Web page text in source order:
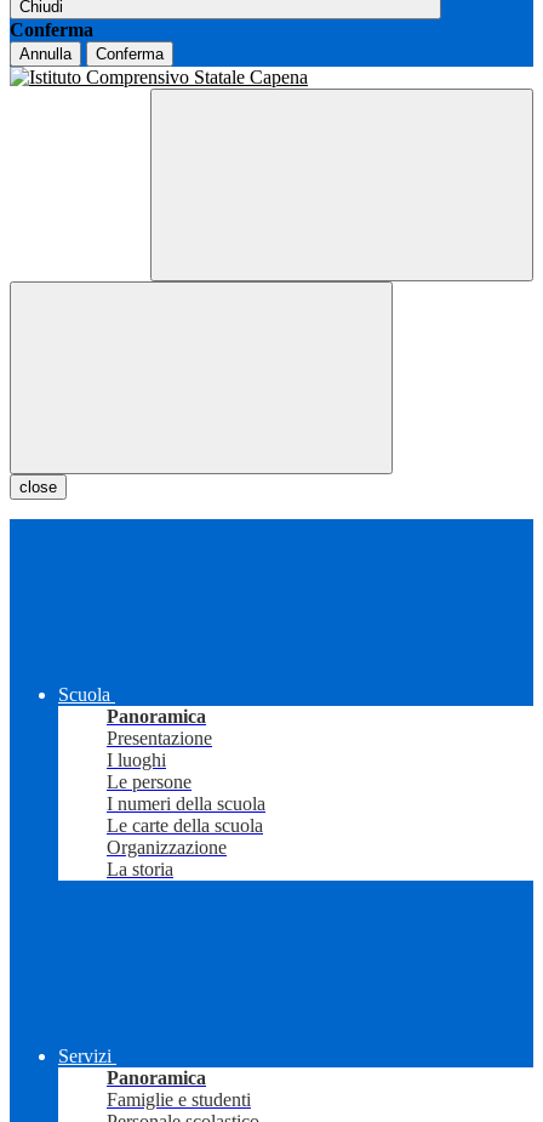
Chiudi
Conferma
Annulla Conferma
close
Scuola
Panoramica
Presentazione
I luoghi
Le persone
I numeri della scuola
Le carte della scuola
Organizzazione
La storia
Servizi
Panoramica
Famiglie e studenti